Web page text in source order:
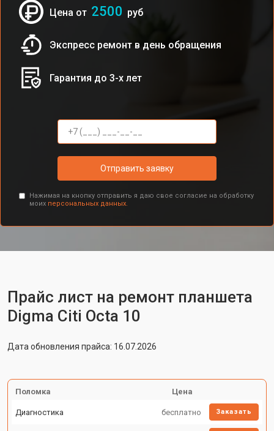
Цена от 2500 руб
Экспресс ремонт в день обращения
Гарантия до 3-х лет
Отправить заявку
Нажимая на кнопку отправить я даю свое согласие на обработку
моих персональных данных.
Прайс лист на ремонт планшета
Digma Citi Octa 10
Дата обновления прайса: 16.07.2026
Поломка Цена
Диагностика бесплатно Заказать